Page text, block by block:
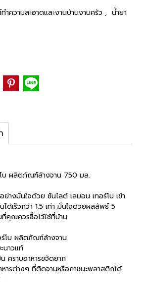
ความสะอาดและงานบ้านงานครัว , น้ำยา
บ ผลิตภัณฑ์ล้างจาน 750 มล.
างมั่นใจด้วย ซันไลต์ เลมอน เทอร์โบ เข้า
ด้เร็วกว่า 1.5 เท่า มั่นใจด้วยผลลัพธ์ 5
ที่คุณควรซื้อไว้ใช้ที่บ้าน
โบ ผลิตภัณฑ์ล้างจาน
นาวแท้
คราบอาหารขจัดยาก
ารต่างๆ ที่ติดจานหรือภาชนะพลาสติกได้